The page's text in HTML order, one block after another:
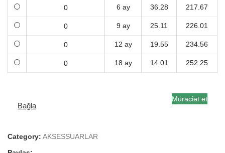
6 ay 36.28 217.67
9 ay 25.11 226.01
12 ay 19.55 234.56
18 ay 14.01 252.25
Bağla
Müraciət et
Category: AKSESSUARLAR